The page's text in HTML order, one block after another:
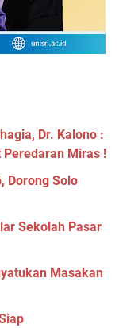
Dr. Kalono :
Peredaran Miras !
Dorong Solo
Sekolah Pasar
Masakan